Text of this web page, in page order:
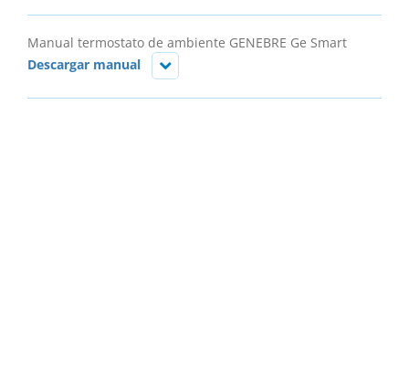
Manual termostato de ambiente GENEBRE Ge Smart
Descargar manual